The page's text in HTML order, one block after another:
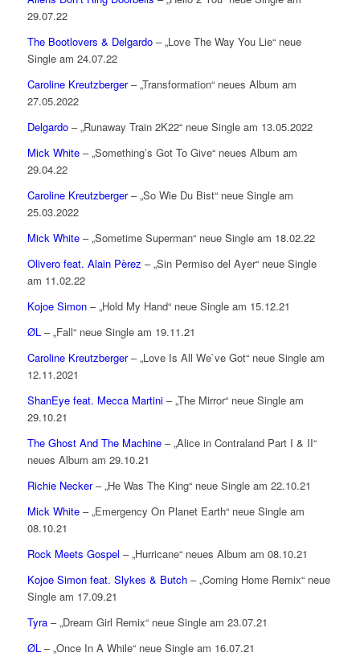
29.07.22
The Bootlovers & Delgardo– „Love The Way You Lie“ neue
Single am 24.07.22
Caroline Kreutzberger– „Transformation“ neues Album am
27.05.2022
Delgardo– „Runaway Train 2K22“ neue Single am 13.05.2022
Mick White– „Something’s Got To Give“ neues Album am
29.04.22
Caroline Kreutzberger– „So Wie Du Bist“ neue Single am
25.03.2022
Mick White– „Sometime Superman“ neue Single am 18.02.22
Olivero feat. Alain Pèrez – „Sin Permiso del Ayer“ neue Single
am 11.02.22
Kojoe Simon– „Hold My Hand“ neue Single am 15.12.21
ØL– „Fall“ neue Single am 19.11.21
Caroline Kreutzberger– „Love Is All We`ve Got“ neue Single am
12.11.2021
ShanEye feat. Mecca Martini– „The Mirror“ neue Single am
29.10.21
The Ghost And The Machine– „Alice in Contraland Part I & II“
neues Album am 29.10.21
Richie Necker– „He Was The King“ neue Single am 22.10.21
Mick White– „Emergency On Planet Earth“ neue Single am
08.10.21
Rock Meets Gospel – „Hurricane“ neues Album am 08.10.21
Kojoe Simon feat. Slykes & Butch– „Coming Home Remix“ neue
Single am 17.09.21
Tyra– „Dream Girl Remix“ neue Single am 23.07.21
ØL– „Once In A While“ neue Single am 16.07.21